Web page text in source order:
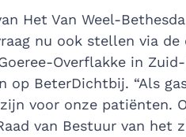
Het Van Weel-
nu ook stellen via
Overflakke in
op BeterDichtbij. “Als
voor onze patiënten.
van Bestuur van het